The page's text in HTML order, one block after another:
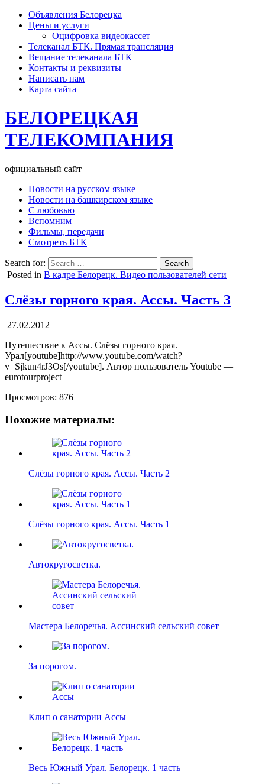
Объявления Белорецка
Цены и услуги
Оцифровка видеокассет
Телеканал БТК. Прямая трансляция
Вещание телеканала БТК
Контакты и реквизиты
Написать нам
Карта сайта
БЕЛОРЕЦКАЯ
ТЕЛЕКОМПАНИЯ
официальный сайт
Новости на русском языке
Новости на башкирском языке
С любовью
Вспомним
Фильмы, передачи
Смотреть БТК
Search for:
Posted in В кадре Белорецк. Видео пользователей сети
Слёзы горного края. Ассы. Часть 3
27.02.2012
Путешествие к Ассы. Слёзы горного края.
Урал[youtube]http://www.youtube.com/watch?
v=Sjkun4rJ3Os[/youtube]. Автор пользователь Youtube —
eurotourproject
Просмотров: 876
Похожие материалы:
Слёзы горного края. Ассы. Часть 2
Слёзы горного края. Ассы. Часть 1
Автокругосветка.
Мастера Белоречья. Ассинский сельский совет
За порогом.
Клип о санатории Ассы
Весь Южный Урал. Белорецк. 1 часть